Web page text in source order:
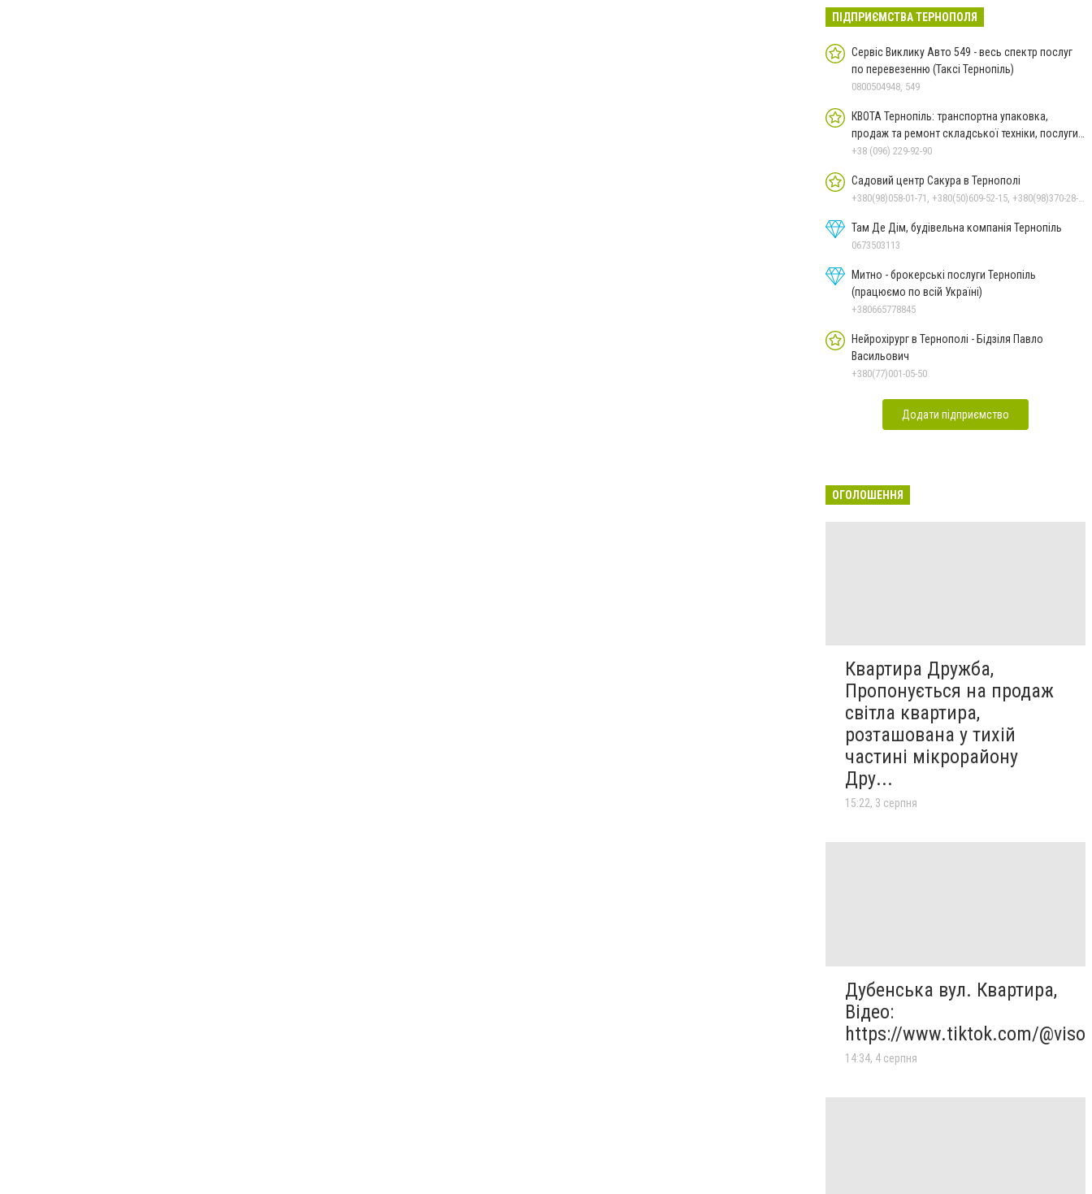
ПІДПРИЄМСТВА ТЕРНОПОЛЯ
Сервіс Виклику Авто 549 - весь спектр послуг
по перевезенню (Таксі Тернопіль)
0800504948, 549
КВОТА Тернопіль: транспортна упаковка,
продаж та ремонт складської техніки, послуги з
металообробки
+38 (096) 229-92-90
Садовий центр Сакура в Тернополі
+380(98)058-01-71, +380(50)609-52-15, +380(98)370-28-00, +380(50)690-33-71
Там Де Дім, будівельна компанія Тернопіль
0673503113
Митно - брокерські послуги Тернопіль
(працюємо по всій Україні)
+380665778845
Нейрохірург в Тернополі - Бідзіля Павло
Васильович
+380(77)001-05-50
Додати підприємство
ОГОЛОШЕННЯ
Квартира Дружба,
Пропонується на продаж
світла квартира,
розташована у тихій
частині мікрорайону
Дру...
15:22, 3 серпня
Дубенська вул. Квартира,
Відео:
https://www.tiktok.com/
14:34, 4 серпня